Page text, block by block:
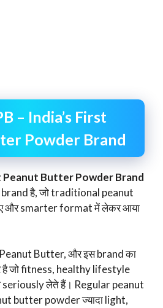
– India’s First
Powder Brand
Peanut Butter Powder Brand
है, जो traditional peanut
और smarter format में लेकर आया
Butter, और इस brand का
है जो fitness, healthy lifestyle
लेते हैं। Regular peanut
butter powder ज्यादा light,